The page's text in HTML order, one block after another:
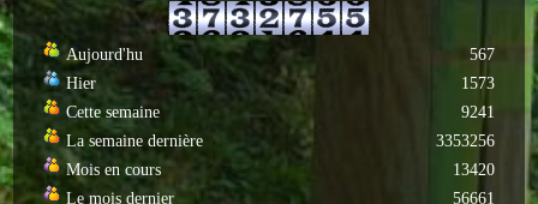
Loisirs et animations
Services
Culturelles
Parents d'élèves
Aujourd'hu
Hier
Cette semaine
La semaine dernière
Mois en cours
Le mois dernier
567
1573
9241
3353256
13420
56661